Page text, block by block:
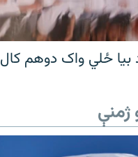
بیا ځلي واک دوهم کال
ژمنې